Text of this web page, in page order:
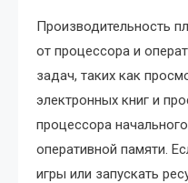
Производительность
от процессора и
задач, таких как
электронных книг и
процессора
оперативной памяти.
игры или запускать